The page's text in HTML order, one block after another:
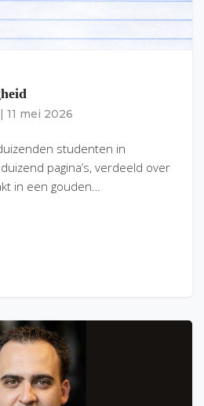
11 mei 2026
studenten in
pagina’s, verdeeld over
in een gouden…